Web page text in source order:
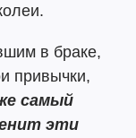
в браке,
привычки,
самый
эти